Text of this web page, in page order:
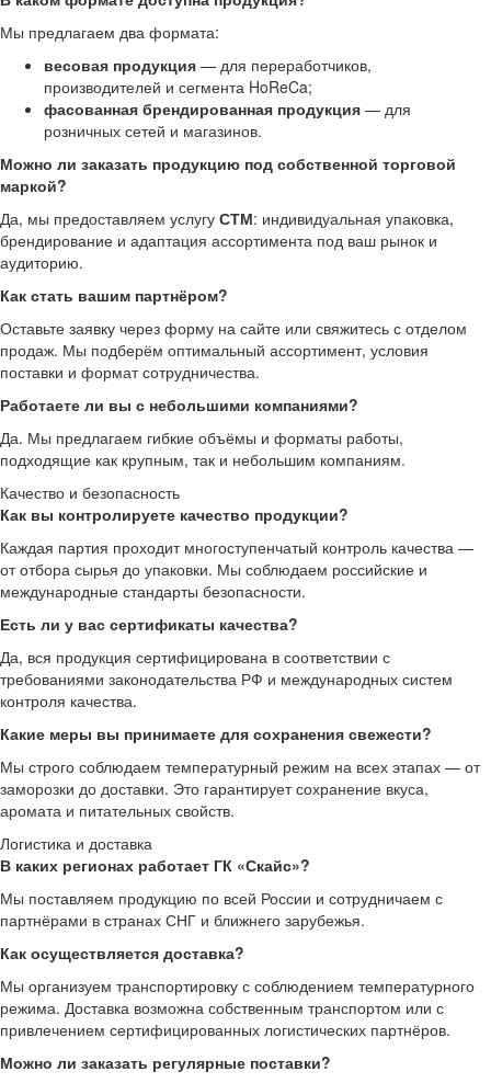
Мы предлагаем два формата:
весовая продукция — для переработчиков,
производителей и сегмента HoReCa;
фасованная брендированная продукция — для
розничных сетей и магазинов.
Можно ли заказать продукцию под собственной торговой
маркой?
Да, мы предоставляем услугу СТМ: индивидуальная упаковка,
брендирование и адаптация ассортимента под ваш рынок и
аудиторию.
Как стать вашим партнёром?
Оставьте заявку через форму на сайте или свяжитесь с отделом
продаж. Мы подберём оптимальный ассортимент, условия
поставки и формат сотрудничества.
Работаете ли вы с небольшими компаниями?
Да. Мы предлагаем гибкие объёмы и форматы работы,
подходящие как крупным, так и небольшим компаниям.
Качество и безопасность
Как вы контролируете качество продукции?
Каждая партия проходит многоступенчатый контроль качества —
от отбора сырья до упаковки. Мы соблюдаем российские и
международные стандарты безопасности.
Есть ли у вас сертификаты качества?
Да, вся продукция сертифицирована в соответствии с
требованиями законодательства РФ и международных систем
контроля качества.
Какие меры вы принимаете для сохранения свежести?
Мы строго соблюдаем температурный режим на всех этапах — от
заморозки до доставки. Это гарантирует сохранение вкуса,
аромата и питательных свойств.
Логистика и доставка
В каких регионах работает ГК «Скайс»?
Мы поставляем продукцию по всей России и сотрудничаем с
партнёрами в странах СНГ и ближнего зарубежья.
Как осуществляется доставка?
Мы организуем транспортировку с соблюдением температурного
режима. Доставка возможна собственным транспортом или с
привлечением сертифицированных логистических партнёров.
Можно ли заказать регулярные поставки?